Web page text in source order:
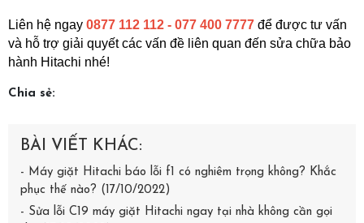
Liên hệ ngay 0877 112 112 - 077 400 7777 để được tư vấn
và hỗ trợ giải quyết các vấn đề liên quan đến sửa chữa bảo
hành Hitachi nhé!
Chia sẻ:
BÀI VIẾT KHÁC:
- Máy giặt Hitachi báo lỗi f1 có nghiêm trọng không? Khắc
phục thế nào? (17/10/2022)
- Sửa lỗi C19 máy giặt Hitachi ngay tại nhà không cần gọi